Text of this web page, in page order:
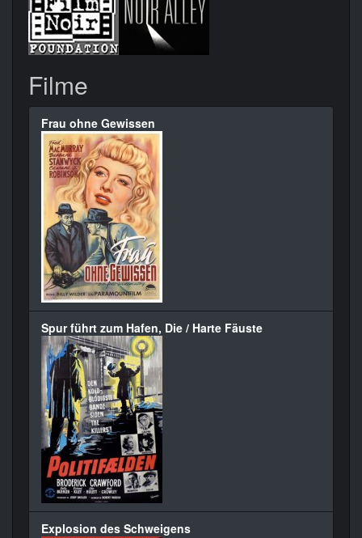
Filme
Frau ohne Gewissen
Spur führt zum Hafen, Die / Harte Fäuste
Explosion des Schweigens